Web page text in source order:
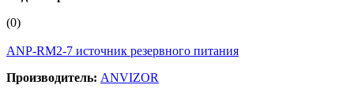
(0)
ANP-RM2-7 источник резервного питания
Производитель: ANVIZOR